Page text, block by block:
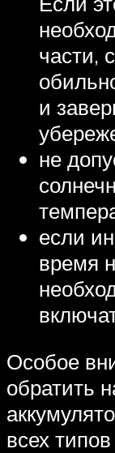
части,
и
не
если
время
Особое
обратить
всех